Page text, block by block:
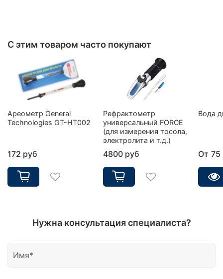
С этим товаром часто покупают
Ареометр General
Technologies GT-HT002
172 руб
Рефрактометр
универсальный FORCE
(для измерения тосола,
электролита и т.д.)
4800 руб
Вода
От 75
Нужна консультация специалиста?